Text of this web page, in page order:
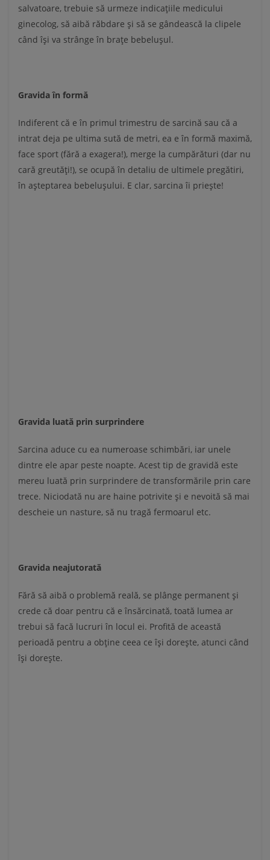
salvatoare, trebuie să urmeze indicaţiile medicului
ginecolog, să aibă răbdare şi să se gândească la clipele
când îşi va strânge în braţe bebeluşul.
Gravida în formă
Indiferent că e în primul trimestru de sarcină sau că a
intrat deja pe ultima sută de metri, ea e în formă maximă,
face sport (fără a exagera!), merge la cumpărături (dar nu
cară greutăţi!), se ocupă în detaliu de ultimele pregătiri,
în aşteptarea bebeluşului. E clar, sarcina îi prieşte!
Gravida luată prin surprindere
Sarcina aduce cu ea numeroase schimbări, iar unele
dintre ele apar peste noapte. Acest tip de gravidă este
mereu luată prin surprindere de transformările prin care
trece. Niciodată nu are haine potrivite şi e nevoită să mai
descheie un nasture, să nu tragă fermoarul etc.
Gravida neajutorată
Fără să aibă o problemă reală, se plânge permanent şi
crede că doar pentru că e însărcinată, toată lumea ar
trebui să facă lucruri în locul ei. Profită de această
perioadă pentru a obţine ceea ce îşi doreşte, atunci când
îşi doreşte.